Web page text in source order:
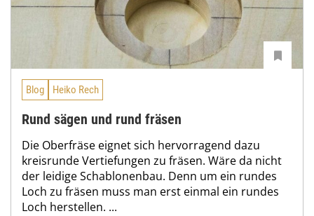
Blog Heiko Rech
Rund sägen und rund fräsen
Die Oberfräse eignet sich hervorragend dazu
kreisrunde Vertiefungen zu fräsen. Wäre da nicht
der leidige Schablonenbau. Denn um ein rundes
Loch zu fräsen muss man erst einmal ein rundes
Loch herstellen. ...